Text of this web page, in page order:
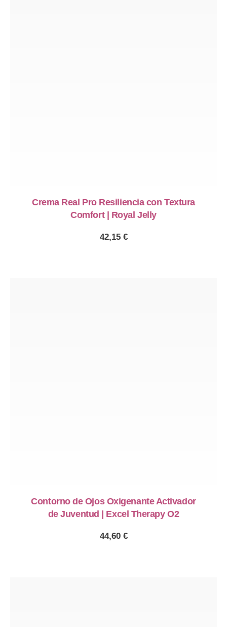
Crema Real Pro Resiliencia con Textura
Comfort | Royal Jelly
42,15 €
Contorno de Ojos Oxigenante Activador
de Juventud | Excel Therapy O2
44,60 €